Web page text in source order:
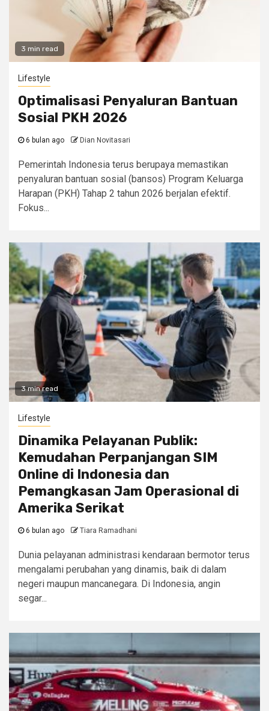
3 min read
Lifestyle
Optimalisasi Penyaluran Bantuan
Sosial PKH 2026
6 bulan ago Dian Novitasari
Pemerintah Indonesia terus berupaya memastikan
penyaluran bantuan sosial (bansos) Program Keluarga
Harapan (PKH) Tahap 2 tahun 2026 berjalan efektif.
Fokus...
3 min read
Lifestyle
Dinamika Pelayanan Publik:
Kemudahan Perpanjangan SIM
Online di Indonesia dan
Pemangkasan Jam Operasional di
Amerika Serikat
6 bulan ago Tiara Ramadhani
Dunia pelayanan administrasi kendaraan bermotor terus
mengalami perubahan yang dinamis, baik di dalam
negeri maupun mancanegara. Di Indonesia, angin
segar...